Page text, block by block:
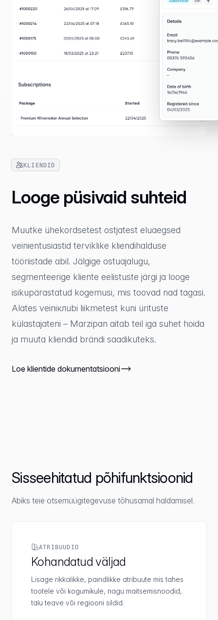
KLIENDID
Looge püsivaid suhteid
Muutke ühekordsetest ostjatest eluaegsed
veinientusiastid terviklike kliendihalduse
tööriistade abil. Jälgige ostuajalugu,
segmenteerige kliente eelistuste järgi ja looge
isikupärastatud kogemusi, mis toovad nad tagasi.
Alates veiniклubi liikmetest kuni ürituste
külastajateni – Marzipan aitab teil iga suhet hoida
ja muuta kliendid brändi saadikuteks.
Loe klientide dokumentatsiooni
Sisseehitatud põhifunktsioonid
Abiks teie otsemüügitegevuse tõhusamal haldamisel.
ATRIBUUDID
Kohandatud väljad
Lisage rikkalikke, paindlikke atribuute mis tahes
tootele või kogumikule, nagu maitsemisnoodid,
talu teave või regiooni sildid.